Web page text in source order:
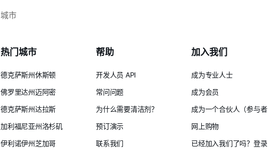
城市
热门城市
德克萨斯州休斯顿
佛罗里达州迈阿密
德克萨斯州达拉斯
加利福尼亚州洛杉矶
伊利诺伊州芝加哥
帮助
开发人员 API
常问问题
为什么需要清洁剂？
预订演示
联系我们
加入我们
成为专业人士
成为会员
成为一个合伙人（参与者
网上购物
已经加入我们了吗？登录